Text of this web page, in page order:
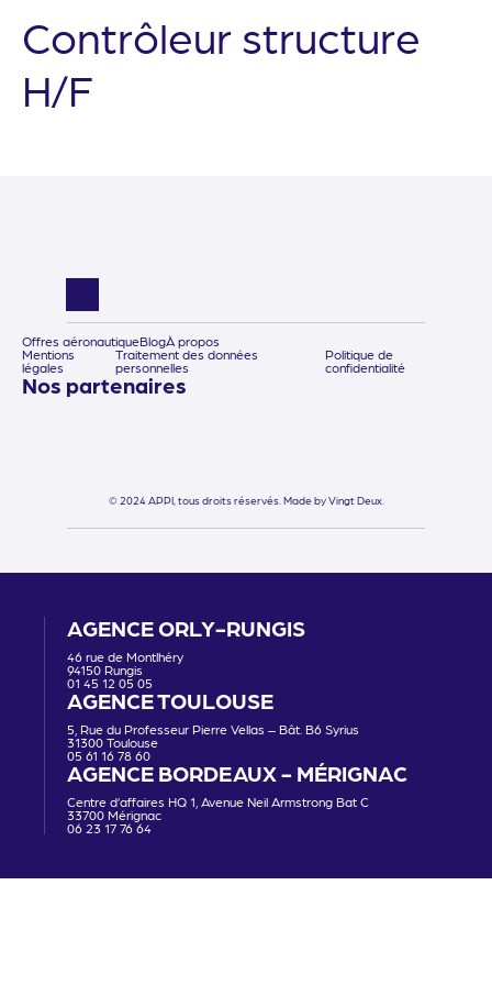
Contrôleur structure
H/F
Offres aéronautiqueBlogÀ propos
Mentions
légales
Traitement des données
personnelles
Politique de
confidentialité
Nos partenaires
© 2024 APPI, tous droits réservés. Made by Vingt Deux.
AGENCE ORLY-RUNGIS
46 rue de Montlhéry
94150 Rungis
01 45 12 05 05
AGENCE TOULOUSE
5, Rue du Professeur Pierre Vellas – Bât. B6 Syrius
31300 Toulouse
05 61 16 78 60
AGENCE BORDEAUX - MÉRIGNAC
Centre d’affaires HQ 1, Avenue Neil Armstrong Bat C
33700 Mérignac
06 23 17 76 64